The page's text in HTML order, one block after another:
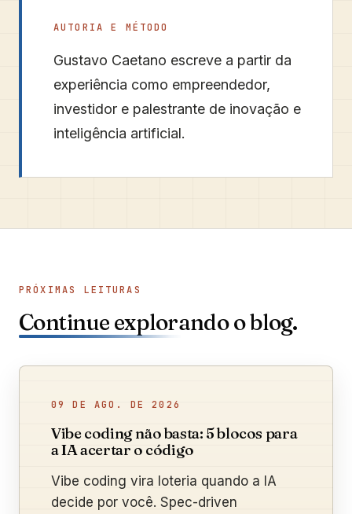
AUTORIA E MÉTODO
Gustavo Caetano escreve a partir da
experiência como empreendedor,
investidor e palestrante de inovação e
inteligência artificial.
PRÓXIMAS LEITURAS
Continue explorando o blog.
09 DE AGO. DE 2026
Vibe coding não basta: 5 blocos para
a IA acertar o código
Vibe coding vira loteria quando a IA
decide por você. Spec-driven